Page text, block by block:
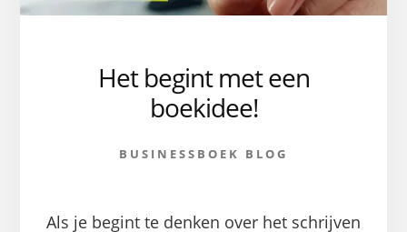
Het begint met een
boekidee!
BUSINESSBOEK BLOG
Als je begint te denken over het schrijven